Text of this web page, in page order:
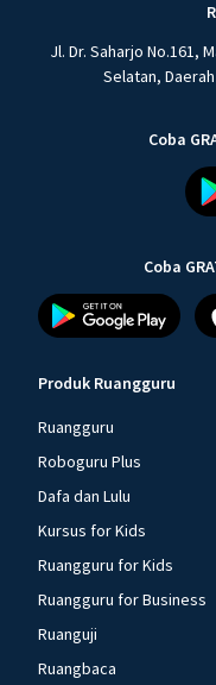
Jl. Dr. Saharjo No.161,
Selatan,
Coba
Coba
Produk Ruangguru
Ruangguru
Roboguru Plus
Dafa dan Lulu
Kursus for Kids
Ruangguru for Kids
Ruangguru for Business
Ruanguji
Ruangbaca